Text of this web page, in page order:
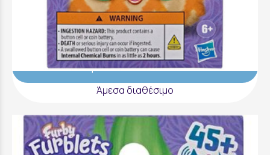
Furby - Furblet Foodie Min Tee - G3369
12,99 €
Προσθήκη στο Καλάθι
Άμεσα διαθέσιμο